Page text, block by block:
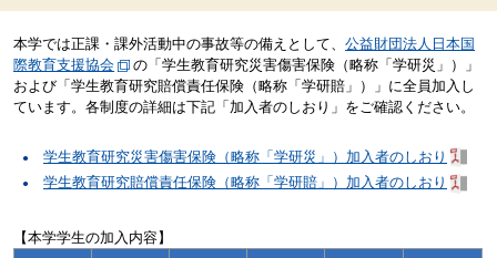
本学では正課・課外活動中の事故等の備えとして、公益財団法人日本国
際教育支援協会
の「学生教育研究災害傷害保険（略称「学研災」）」
および「学生教育研究賠償責任保険（略称「学研賠」）」に全員加入し
ています。各制度の詳細は下記「加入者のしおり」をご確認ください。
学生教育研究災害傷害保険（略称「学研災」）加入者のしおり
学生教育研究賠償責任保険（略称「学研賠」）加入者のしおり
【本学学生の加入内容】